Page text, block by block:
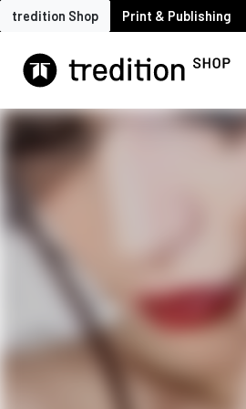
tredition Shop Print & Publishing